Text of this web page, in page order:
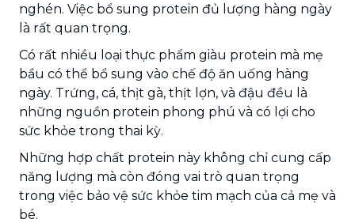
nghén. Việc bổ sung protein đủ lượng hàng ngày
là rất quan trọng.
Có rất nhiều loại thực phẩm giàu protein mà mẹ
bầu có thể bổ sung vào chế độ ăn uống hàng
ngày. Trứng, cá, thịt gà, thịt lợn, và đậu đều là
những nguồn protein phong phú và có lợi cho
sức khỏe trong thai kỳ.
Những hợp chất protein này không chỉ cung cấp
năng lượng mà còn đóng vai trò quan trọng
trong việc bảo vệ sức khỏe tim mạch của cả mẹ và
bé.